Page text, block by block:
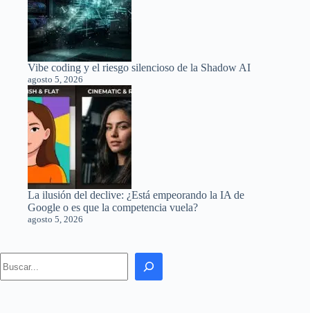
Vibe coding y el riesgo silencioso de la Shadow AI
agosto 5, 2026
La ilusión del declive: ¿Está empeorando la IA de
Google o es que la competencia vuela?
agosto 5, 2026